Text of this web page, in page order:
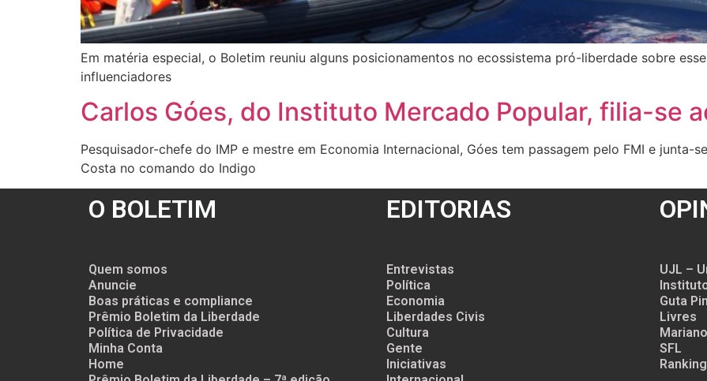
Em matéria especial, o Boletim reuniu alguns posicionamentos no ecossistema pró-liberdade sobre
influenciadores
Carlos Góes, do Instituto Mercado Popular, filia-se
Pesquisador-chefe do IMP e mestre em Economia Internacional, Góes tem passagem pelo FMI e
Costa no comando do Indigo
O BOLETIM
Quem somos
Anuncie
Boas práticas e compliance
Prêmio Boletim da Liberdade
Política de Privacidade
Minha Conta
Home
EDITORIAS
Entrevistas
Política
Economia
Liberdades Civis
Cultura
Gente
Iniciativas
UJL –
Guta
Livres
Mariano
SFL